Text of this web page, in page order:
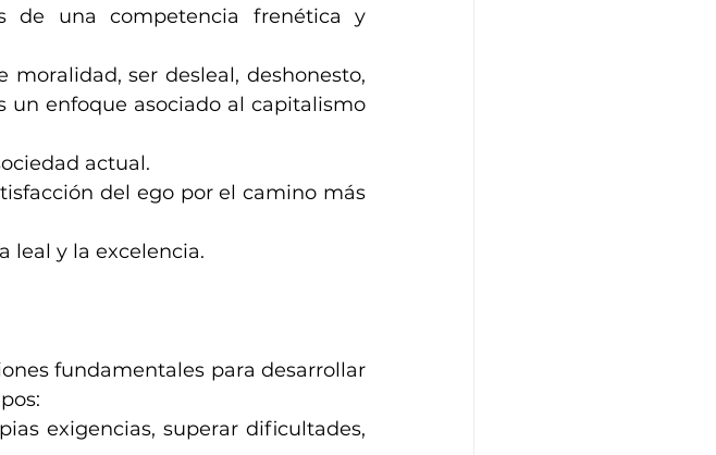
de una competencia frenética y
ser desleal, deshonesto,
un enfoque asociado al capitalismo
actual.
del ego por el camino más
leal y la excelencia.
fundamentales para desarrollar
exigencias, superar dificultades,